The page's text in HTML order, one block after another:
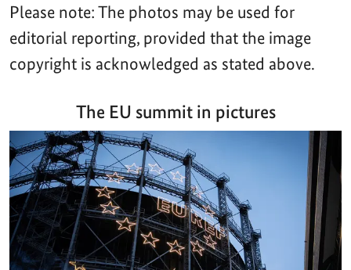
Please note: The photos may be used for
editorial reporting, provided that the image
copyright is acknowledged as stated above.
The EU summit in pictures